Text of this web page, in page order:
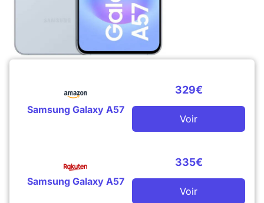
Samsung Galaxy A57
329€
Voir
Samsung Galaxy A57
335€
Voir